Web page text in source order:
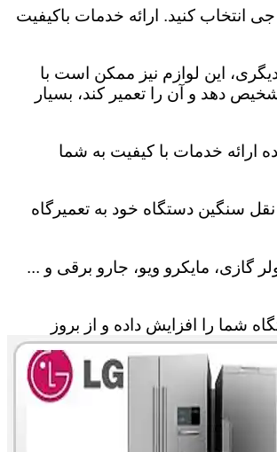
انتخاب کنید. ارائه خدمات باکیفیت
این لوازم نیز ممکن است با
دهد و آن را تعمیر کند، بسیار
ارائه خدمات با کیفیت به شما
سنگین دستگاه خود به تعمیرگاه
گازی، مایکرو ویو، جارو برقی و ...
شما را افزایش داده و از بروز